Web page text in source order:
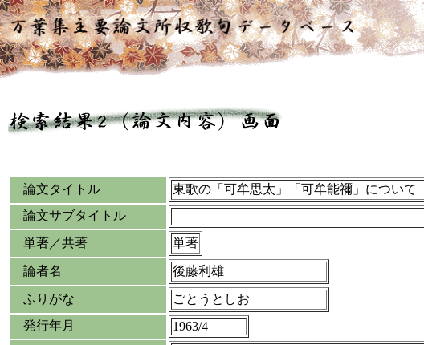
論文タイトル
東歌の「可牟思太」「可牟能禰」について
論文サブタイトル
単著／共著
単著
論者名 後藤利雄
ふりがな
ごとうとしお
発行年月
1963/4